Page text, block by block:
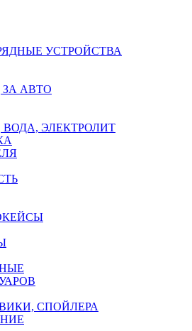
УСТРОЙСТВА
АВТО
ЭЛЕКТРОЛИТ
СПОЙЛЕРА